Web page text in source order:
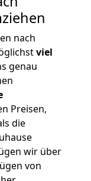
nach
viel
genau
Preisen,
die
wir über
von